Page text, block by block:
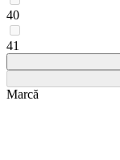
40
41
Marcă